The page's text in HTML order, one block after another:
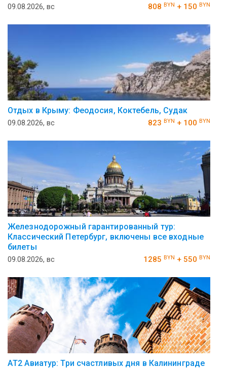
09.08.2026, вс 808 BYN + 150 BYN
Отдых в Крыму: Феодосия, Коктебель, Судак
09.08.2026, вс 823 BYN + 100 BYN
Железнодорожный гарантированный тур:
Классический Петербург, включены все входные
билеты
09.08.2026, вс 1285 BYN + 550 BYN
АT2 Авиатур: Три счастливых дня в Калининграде